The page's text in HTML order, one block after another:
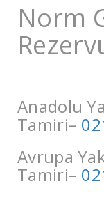
Norm
Anadolu
Tamiri–
Avrupa
Tamiri–